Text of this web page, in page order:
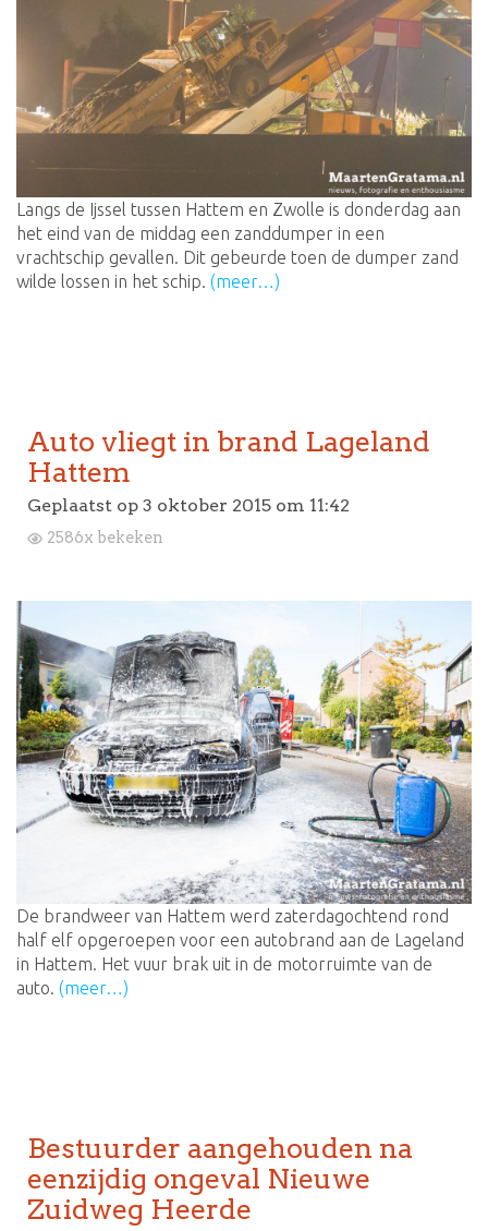
Langs de Ijssel tussen Hattem en Zwolle is donderdag aan
het eind van de middag een zanddumper in een
vrachtschip gevallen. Dit gebeurde toen de dumper zand
wilde lossen in het schip. (meer…)
Auto vliegt in brand Lageland
Hattem
Geplaatst op 3 oktober 2015 om 11:42
2586x bekeken
De brandweer van Hattem werd zaterdagochtend rond
half elf opgeroepen voor een autobrand aan de Lageland
in Hattem. Het vuur brak uit in de motorruimte van de
auto. (meer…)
Bestuurder aangehouden na
eenzijdig ongeval Nieuwe
Zuidweg Heerde